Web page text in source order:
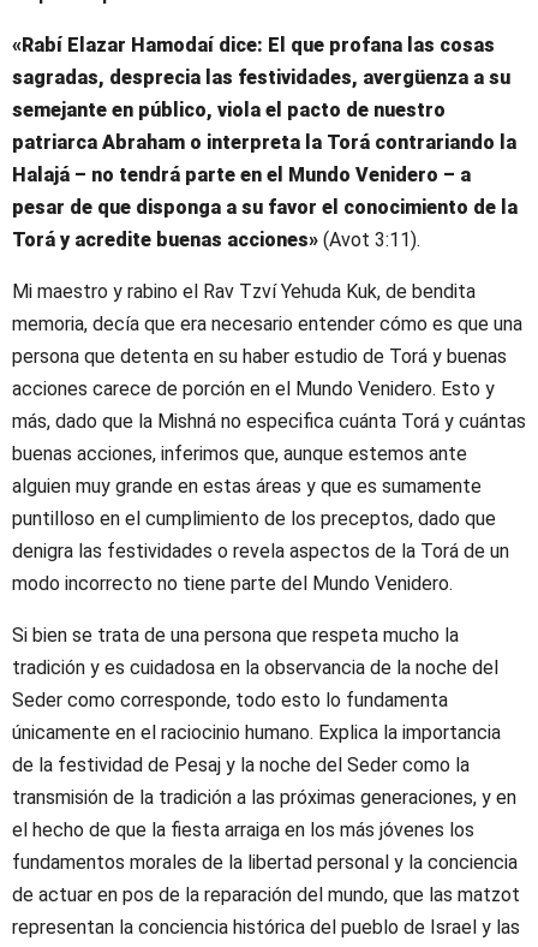
«Rabí Elazar Hamodaí dice: El que profana las cosas
sagradas, desprecia las festividades, avergüenza a su
semejante en público, viola el pacto de nuestro
patriarca Abraham o interpreta la Torá contrariando la
Halajá – no tendrá parte en el Mundo Venidero – a
pesar de que disponga a su favor el conocimiento de la
Torá y acredite buenas acciones» (Avot 3:11).
Mi maestro y rabino el Rav Tzví Yehuda Kuk, de bendita
memoria, decía que era necesario entender cómo es que una
persona que detenta en su haber estudio de Torá y buenas
acciones carece de porción en el Mundo Venidero. Esto y
más, dado que la Mishná no especifica cuánta Torá y cuántas
buenas acciones, inferimos que, aunque estemos ante
alguien muy grande en estas áreas y que es sumamente
puntilloso en el cumplimiento de los preceptos, dado que
denigra las festividades o revela aspectos de la Torá de un
modo incorrecto no tiene parte del Mundo Venidero.
Si bien se trata de una persona que respeta mucho la
tradición y es cuidadosa en la observancia de la noche del
Seder como corresponde, todo esto lo fundamenta
únicamente en el raciocinio humano. Explica la importancia
de la festividad de Pesaj y la noche del Seder como la
transmisión de la tradición a las próximas generaciones, y en
el hecho de que la fiesta arraiga en los más jóvenes los
fundamentos morales de la libertad personal y la conciencia
de actuar en pos de la reparación del mundo, que las matzot
representan la conciencia histórica del pueblo de Israel y las